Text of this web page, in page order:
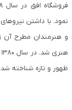
نمود. با داشتن
و هنرمندان مطرح آن
ظهور و تازه شناخته